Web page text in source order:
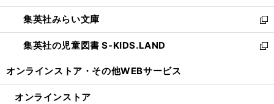
開
く
ウ
で
開
く
ン
ド
ウ
で
ウ
ィ
ン
ド
開
集英社みらい文庫
新
し
い
ン
集英社の児童図書 S-KIDS.LAND
新
ウ
オンラインストア・ その他WEBサービス
オンラインストア